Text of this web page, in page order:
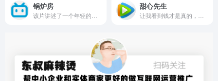
锅炉房 甜心先生